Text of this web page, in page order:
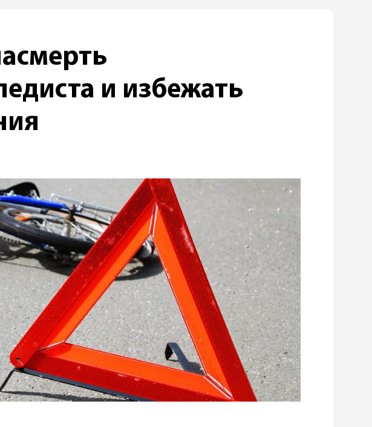
и избежать